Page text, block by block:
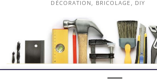
DÉCORATION, BRICOLAGE, DIY